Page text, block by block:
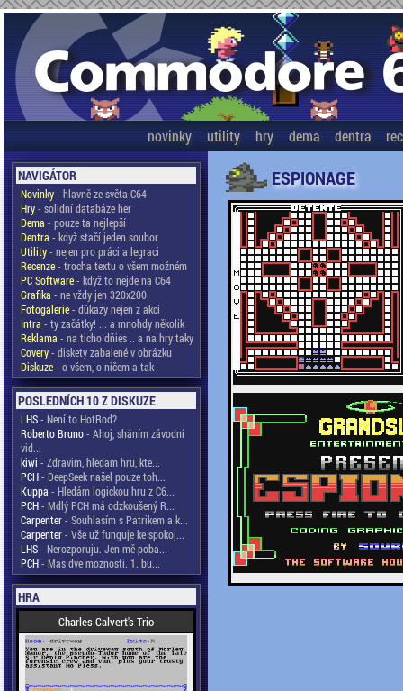
novinky utility hry dema dentra
NAVIGÁTOR
Novinky- hlavně ze světa C64
Hry- solidní databáze her
Dema - pouze ta nejlepší
Dentra - když stačí jeden soubor
Utility- nejen pro práci a legraci
Recenze- trocha textu o všem možném
PC Software- když to nejde na C64
Grafika - ne vždy jen 320x200
Fotogalerie- důkazy nejen z akcí
Intra - ty začátky! ... a mnohdy několik
Reklama - na ticho dňies .. a na hry taky
Covery- diskety zabalené v obrázku
Diskuze- o všem, o ničem a tak
POSLEDNÍCH 10 Z DISKUZE
LHS- Není to HotRod?
Roberto Bruno- Ahoj, sháním závodní
vid...
kiwi - Zdravim, hledam hru, kte...
PCH- DeepSeek našel pouze toh...
Kuppa - Hledám logickou hru z C6...
PCH- Mdlý PCH má odzkoušený R...
Carpenter- Souhlasím s Patrikem a k...
Carpenter- Vše už funguje ke spokoj...
LHS- Nerozporuju. Jen mě poba...
PCH- Mas dve moznosti. 1. bu...
HRA
Charles Calvert's Trio
ESPIONAGE